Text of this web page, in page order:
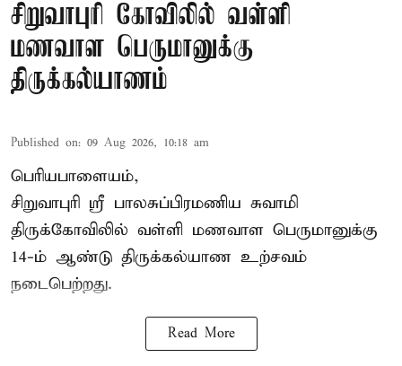
சிறுவாபுரி கோவிலில் வள்ளி
மணவாள பெருமானுக்கு
திருக்கல்யாணம்
Published on: 09 Aug 2026, 10:18 am
பெரியபாளையம்,
சிறுவாபுரி ஸ்ரீ பாலசுப்பிரமணிய சுவாமி
திருக்கோவிலில் வள்ளி மணவாள பெருமானுக்கு
14-ம் ஆண்டு திருக்கல்யாண உற்சவம்
நடைபெற்றது.
Read More